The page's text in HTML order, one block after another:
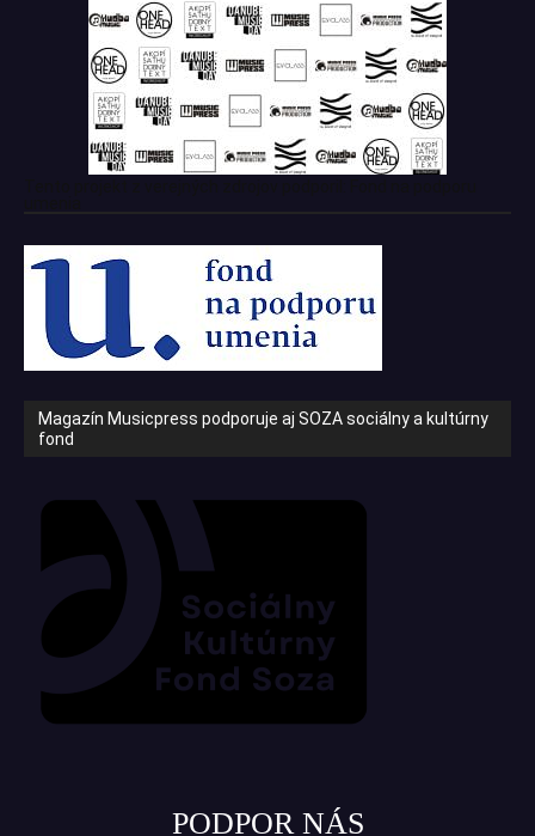
Magazín Musicpress podporuje aj SOZA sociálny a kultúrny
fond
PODPOR NÁS